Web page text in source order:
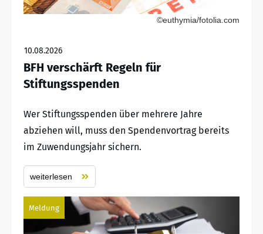
©euthymia/fotolia.com
10.08.2026
BFH verschärft Regeln für
Stiftungsspenden
Wer Stiftungsspenden über mehrere Jahre
abziehen will, muss den Spendenvortrag bereits
im Zuwendungsjahr sichern.
weiterlesen
Meldung